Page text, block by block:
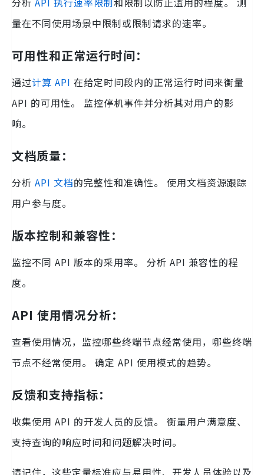
量在不同使用场景中限制或限制请求的速率。
可用性和正常运行时间：
通过计算 API 在给定时间段内的正常运行时间来衡量
API 的可用性。 监控停机事件并分析其对用户的影
响。
文档质量：
分析 API 文档的完整性和准确性。 使用文档资源跟踪
用户参与度。
版本控制和兼容性：
监控不同 API 版本的采用率。 分析 API 兼容性的程
度。
API 使用情况分析：
查看使用情况，监控哪些终端节点经常使用，哪些终端
节点不经常使用。 确定 API 使用模式的趋势。
反馈和支持指标：
收集使用 API 的开发人员的反馈。 衡量用户满意度、
支持查询的响应时间和问题解决时间。
请记住，这些定量标准应与易用性、开发人员体验以及